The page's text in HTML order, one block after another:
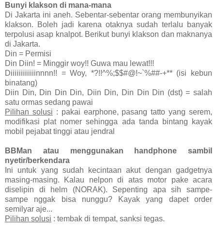
Bunyi klakson di mana-mana
Di Jakarta ini aneh. Sebentar-sebentar orang membunyikan
klakson. Boleh jadi karena otaknya sudah terlalu banyak
terpolusi asap knalpot. Berikut bunyi klakson dan maknanya
di Jakarta.
Din = Permisi
Din Diin! = Minggir woy!! Guwa mau lewat!!!
Diiiiiiiiiiiiinnnn!! = Woy, *?!!^%;$$#@!~`%##-+** (isi kebun
binatang)
Diin Din, Din Din Din, Diin Din, Din Din Din (dst) = salah
satu ormas sedang pawai
Pilihan solusi : pakai earphone, pasang tatto yang serem,
modifikasi plat nomer sehingga ada tanda bintang kayak
mobil pejabat tinggi atau jendral
BBMan atau menggunakan handphone sambil
nyetir/berkendara
Ini untuk yang sudah kecintaan akut dengan gadgetnya
masing-masing. Kalau nelpon di atas motor pake acara
diselipin di helm (NORAK). Sepenting apa sih sampe-
sampe nggak bisa nunggu? Kayak yang dapet order
semilyar aje...
Pilihan solusi : tembak di tempat, sanksi tegas.